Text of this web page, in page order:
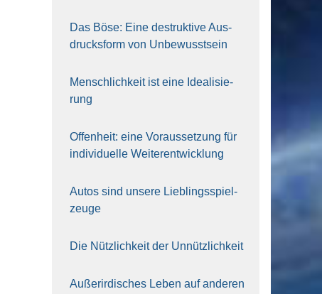
Das Böse: Eine destruk­ti­ve Aus­
drucks­form von Unbe­wusst­sein
Mensch­lich­keit ist eine Idea­li­sie­
rung
Offen­heit: eine Vor­aus­set­zung für
indi­vi­du­el­le Wei­ter­ent­wick­lung
Autos sind unse­re Lieb­lings­spiel­
zeu­ge
Die Nütz­lich­keit der Unnütz­lich­keit
Außer­ir­di­sches Leben auf ande­ren